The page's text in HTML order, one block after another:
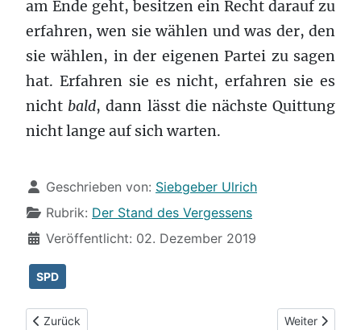
am Ende geht, besitzen ein Recht darauf zu
erfahren, wen sie wählen und was der, den
sie wählen, in der eigenen Partei zu sagen
hat. Erfahren sie es nicht, erfahren sie es
nicht bald, dann lässt die nächste Quittung
nicht lange auf sich warten.
Details
Geschrieben von: Siebgeber Ulrich
Rubrik: Der Stand des Vergessens
Veröffentlicht: 02. Dezember 2019
SPD
Vorheriger Beitrag: Ungehaltener Vortrag eines ungehaltenen
Zurück Nächster
Weiter